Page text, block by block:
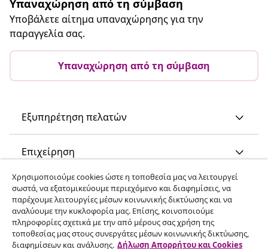
Υπαναχώρηση από τη σύμβαση
Υποβάλετε αίτημα υπαναχώρησης για την
παραγγελία σας.
Υπαναχώρηση από τη σύμβαση
Εξυπηρέτηση πελατών
Επιχείρηση
vidaXL
Ανακαλύψτε περισσότερα
Χρησιμοποιούμε cookies ώστε η τοποθεσία μας να λειτουργεί
σωστά, να εξατομικεύουμε περιεχόμενο και διαφημίσεις, να
παρέχουμε λειτουργίες μέσων κοινωνικής δικτύωσης και να
αναλύουμε την κυκλοφορία μας. Επίσης, κοινοποιούμε
πληροφορίες σχετικά με την από μέρους σας χρήση της
τοποθεσίας μας στους συνεργάτες μέσων κοινωνικής δικτύωσης,
διαφημίσεων και ανάλυσης. Δήλωση Απορρήτου και Cookies